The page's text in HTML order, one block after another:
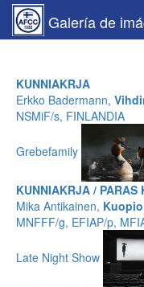
Galería de
KUNNIAKRJA
Erkko Badermann,
NSMiF/s, FINLANDIA
Grebefamily
KUNNIAKRJA / PARAS
Mika Antikainen,
MNFFF/g, EFIAP/p,
Late Night Show